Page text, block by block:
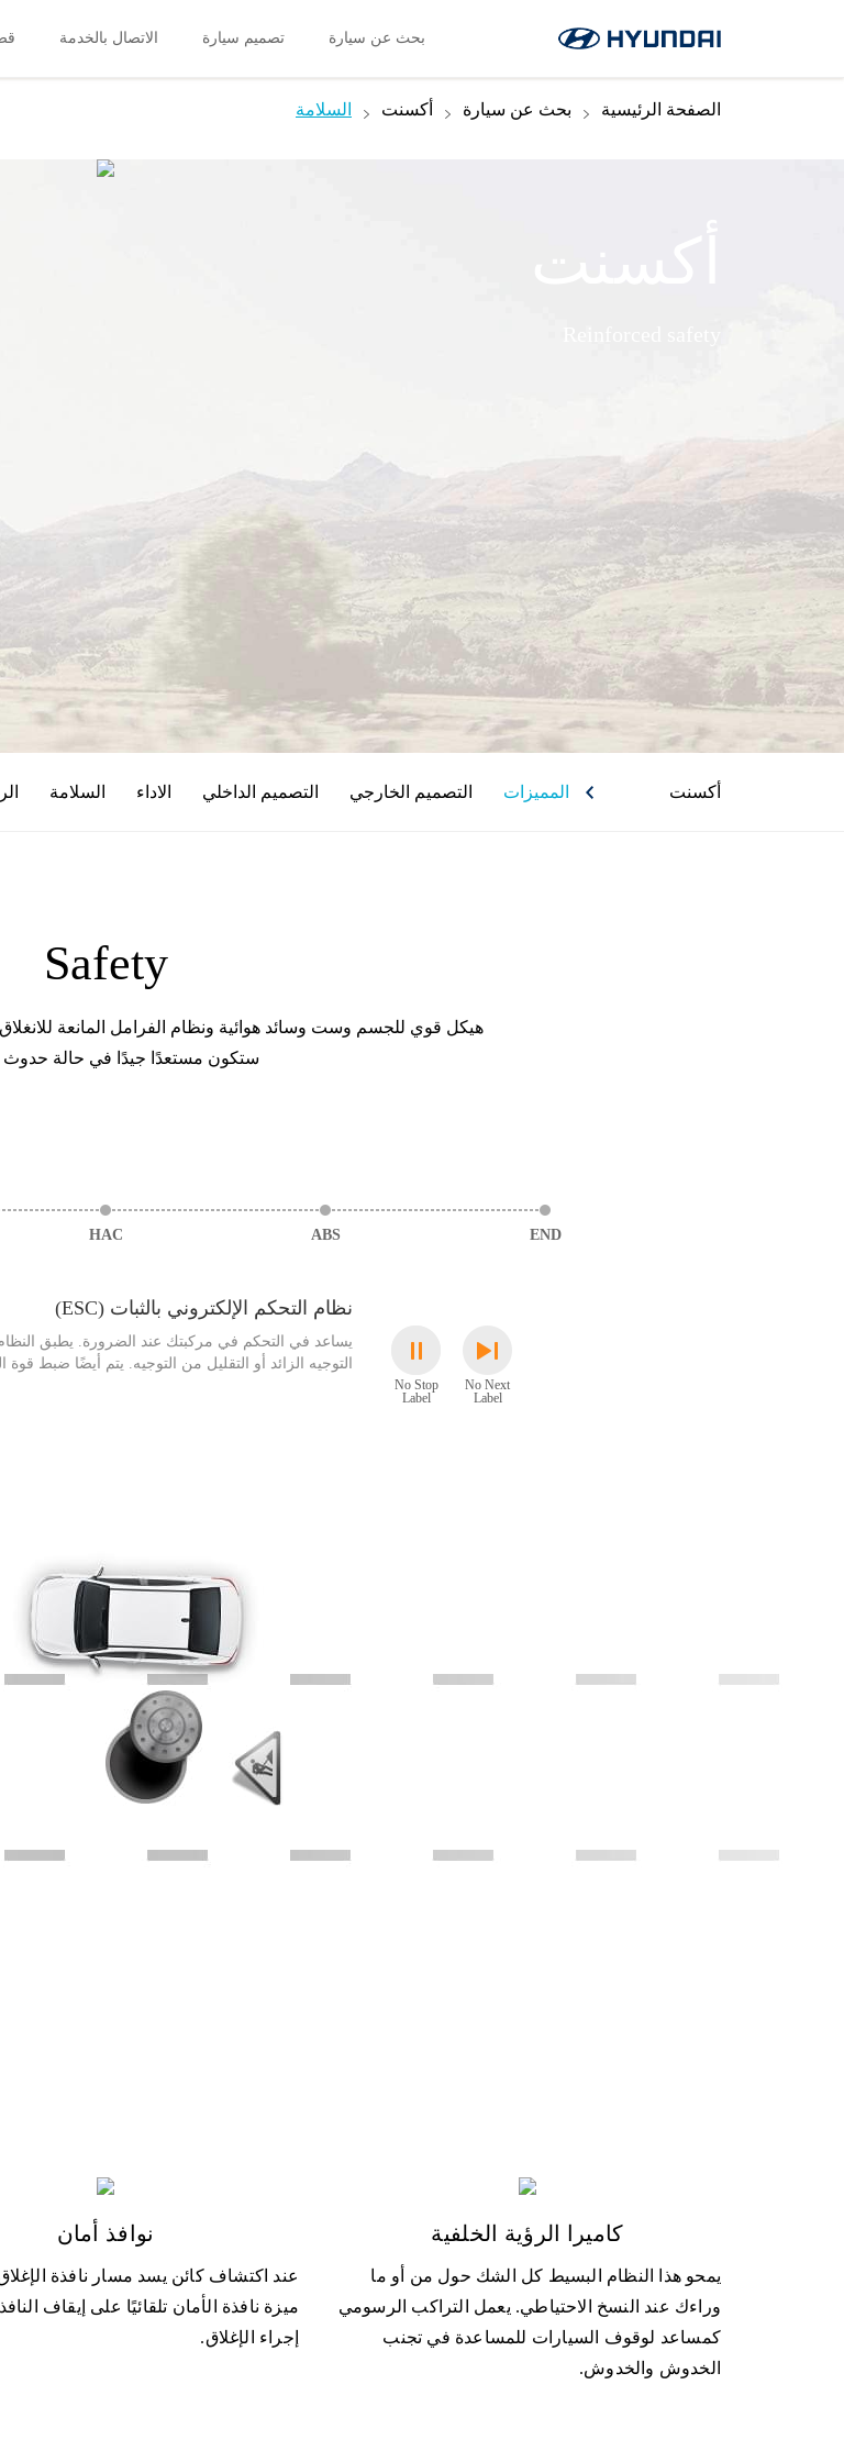
بحث عن سيارة تصميم سيارة الاتصال بالخدمة main.nav.Online-service-booking
العروض الخاصة
ابحث عن وكيل
صفحة SNS
الصفحة الرئيسية بحث عن سيارة أكسنت السلامة
أكسنت المميزات التصميم الخارجي التصميم الداخلي الاداء السلامة
Safety
هيكل قوي للجسم وست وسائد هوائية ونظام الفرامل المانعة للانغلاق
ستكون مستعدًا جيدًا في حالة حدوث
نظام التحكم الإلكتروني بالثبات (ESC)
يساعد في التحكم في مركبتك عند الضرورة. يطبق النظام
التوجيه الزائد أو التقليل من التوجيه. يتم أيضًا ضبط
No Stop
Label
No Next
Label
HAC ABS END
كاميرا الرؤية الخلفية
يمحو هذا النظام البسيط كل الشك حول من أو ما
وراءك عند النسخ الاحتياطي. يعمل التراكب الرسومي
كمساعد لوقوف السيارات للمساعدة في تجنب
الخدوش والخدوش.
نوافذ أمان
عند اكتشاف كائن يسد مسار نافذة
ميزة نافذة الأمان تلقائيًا على إيقاف
إجراء الإغلاق.